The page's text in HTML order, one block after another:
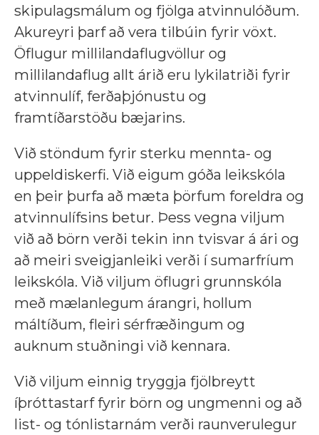
skipulagsmálum og fjölga atvinnulóðum.
Akureyri þarf að vera tilbúin fyrir vöxt.
Öflugur millilandaflugvöllur og
millilandaflug allt árið eru lykilatriði fyrir
atvinnulíf, ferðaþjónustu og
framtíðarstöðu bæjarins.
Við stöndum fyrir sterku mennta- og
uppeldiskerfi. Við eigum góða leikskóla
en þeir þurfa að mæta þörfum foreldra og
atvinnulífsins betur. Þess vegna viljum
við að börn verði tekin inn tvisvar á ári og
að meiri sveigjanleiki verði í sumarfríum
leikskóla. Við viljum öflugri grunnskóla
með mælanlegum árangri, hollum
máltíðum, fleiri sérfræðingum og
auknum stuðningi við kennara.
Við viljum einnig tryggja fjölbreytt
íþróttastarf fyrir börn og ungmenni og að
list- og tónlistarnám verði raunverulegur